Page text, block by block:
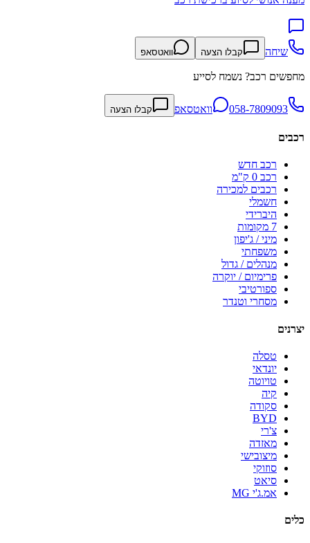
שיחה קבלו הצעה וואטסאפ
מחפשים רכב? נשמח לסייע
058-7809093 וואטסאפ קבלו הצעה
רכבים
רכב חדש
רכב 0 ק"מ
רכבים למכירה
חשמלי
היברידי
7 מקומות
מיני / ג'יפון
משפחתי
מנהלים / גדול
פרימיום / יוקרה
ספורטיבי
מסחרי וטנדר
יצרנים
טסלה
יונדאי
טויוטה
קיה
סקודה
BYD
צ'רי
מאזדה
מיצובישי
סוזוקי
סיאט
אמ.ג'י MG
כלים